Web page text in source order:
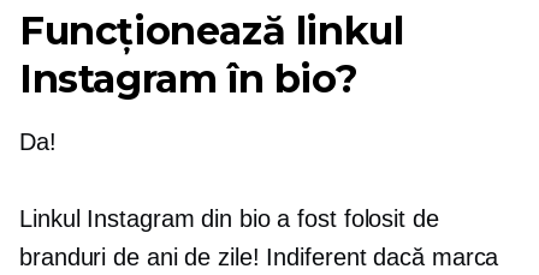
Funcționează linkul
Instagram în bio?
Da!
Linkul Instagram din bio a fost folosit de
branduri de ani de zile! Indiferent dacă marca